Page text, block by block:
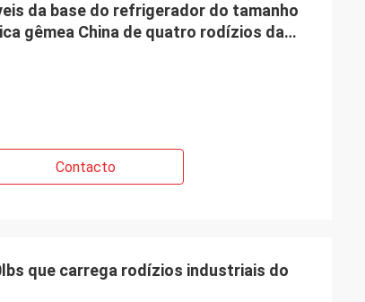
da base do refrigerador do tamanho
gêmea China de quatro rodízios da
Contacto
que carrega rodízios industriais do